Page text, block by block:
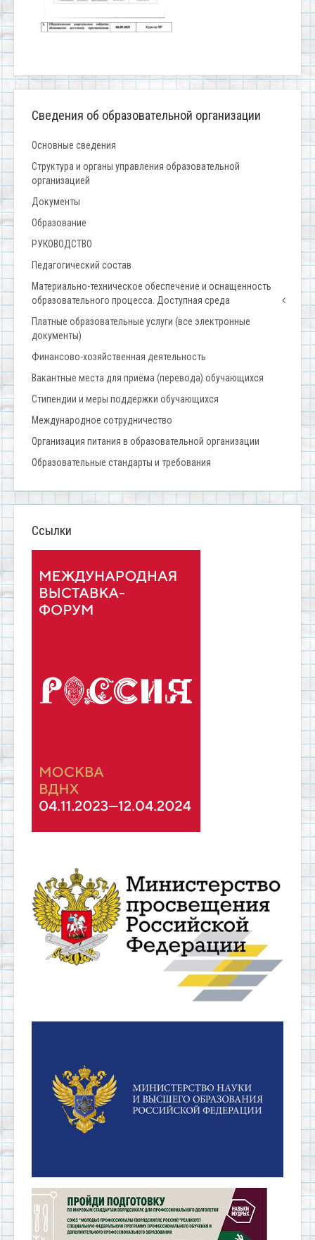
Сведения об образовательной организации
Основные сведения
Структура и органы управления образовательной
организацией
Документы
Образование
РУКОВОДСТВО
Педагогический состав
Материально-техническое обеспечение и оснащенность
образовательного процесса. Доступная среда
Платные образовательные услуги (все электронные
документы)
Финансово-хозяйственная деятельность
Вакантные места для приёма (перевода) обучающихся
Стипендии и меры поддержки обучающихся
Международное сотрудничество
Организация питания в образовательной организации
Образовательные стандарты и требования
Ссылки